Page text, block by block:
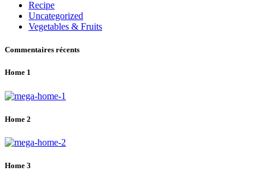
Recipe
Uncategorized
Vegetables & Fruits
Commentaires récents
Home 1
Home 2
Home 3